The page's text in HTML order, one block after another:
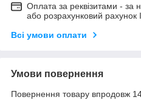
Оплата за реквізитами - за
або розрахунковий рахунок
Всі умови оплати
Умови повернення
Повернення товару впродовж